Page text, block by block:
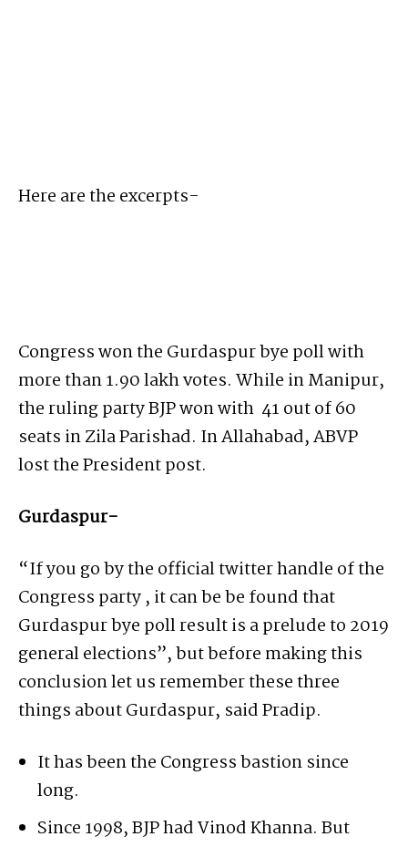
Here are the excerpts-
Congress won the Gurdaspur bye poll with
more than 1.90 lakh votes. While in Manipur,
the ruling party BJP won with 41 out of 60
seats in Zila Parishad. In Allahabad, ABVP
lost the President post.
Gurdaspur-
“If you go by the official twitter handle of the
Congress party , it can be be found that
Gurdaspur bye poll result is a prelude to 2019
general elections”, but before making this
conclusion let us remember these three
things about Gurdaspur, said Pradip.
It has been the Congress bastion since
long.
Since 1998, BJP had Vinod Khanna. But